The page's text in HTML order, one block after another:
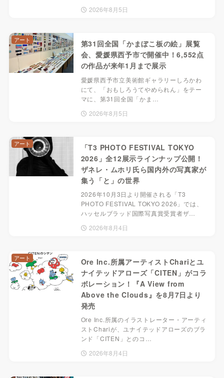
2026年8月5日
第31回全国「かまぼこ板の絵」展覧
会、愛媛県西予市で開催中！6,552点
の作品が来年1月まで展示
愛媛県西予市立美術館ギャラリーしろかわ
にて、「おもしろうてやめられん」をテー
マに、第31回全国「かま…
2026年8月5日
アート
「T3 PHOTO FESTIVAL TOKYO
2026」全12展示ラインナップ公開！
ザネレ・ムホリ氏ら国内外の写真家が
集う「と」の世界
2026年10月3日より開催される「T3
PHOTO FESTIVAL TOKYO 2026」では、
ハッセルブラッド国際写真賞受賞者ザ…
2026年8月4日
アート
Ore Inc.所属アーティストChariとユ
ナイテッドアローズ「CITEN」がコラ
ボレーション！『A View from
Above the Clouds』を8月7日より
発売
Ore Inc.所属のイラストレーター・アーティ
ストChariが、ユナイテッドアローズのブラ
ンド「CITEN」とのコ…
2026年8月4日
アート